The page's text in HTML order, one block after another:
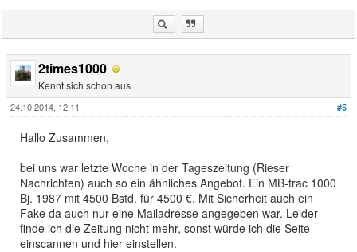
2times1000
Kennt sich schon aus
#5
24.10.2014, 12:11
Hallo Zusammen,
bei uns war letzte Woche in der Tageszeitung (Rieser
Nachrichten) auch so ein ähnliches Angebot. Ein MB-trac 1000
Bj. 1987 mit 4500 Bstd. für 4500 €. Mit Sicherheit auch ein
Fake da auch nur eine Mailadresse angegeben war. Leider
finde ich die Zeitung nicht mehr, sonst würde ich die Seite
einscannen und hier einstellen.